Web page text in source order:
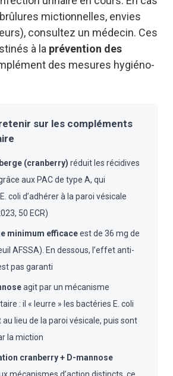
mictionnelles, envies
consultez un médecin. Ces
à la prévention des
des mesures hygiéno-
sur les compléments
(cranberry) réduit les récidives
aux PAC de type A, qui
coli d’adhérer à la paroi vésicale
50 ECR)
minimum efficaceest de 36 mg de
AFSSA). En dessous, l’effet anti-
pas garanti
agit par un mécanisme
: il « leurre » les bactéries E. coli
au lieu de la paroi vésicale, puis sont
la miction
cranberry + D-mannose
mécanismes d’action distincts, ce